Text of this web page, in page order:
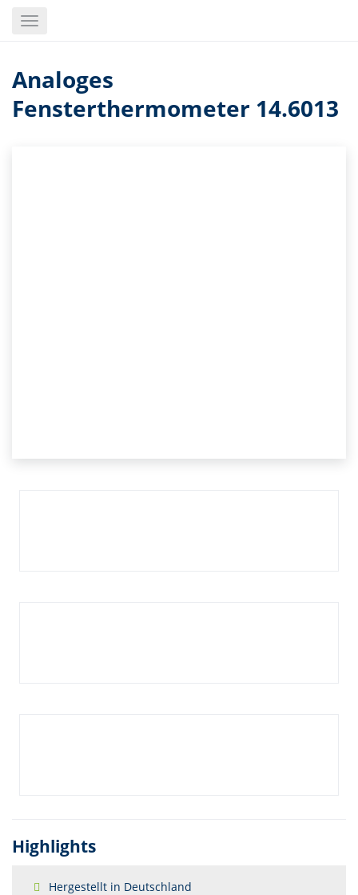
Toggle
Analoges
Fensterthermometer 14.6013
Highlights
Hergestellt in Deutschland